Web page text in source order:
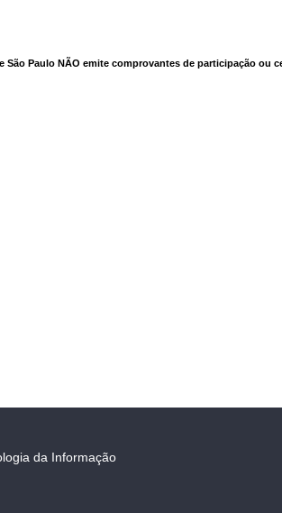
São Paulo NÃO emite comprovantes de participação
da Informação